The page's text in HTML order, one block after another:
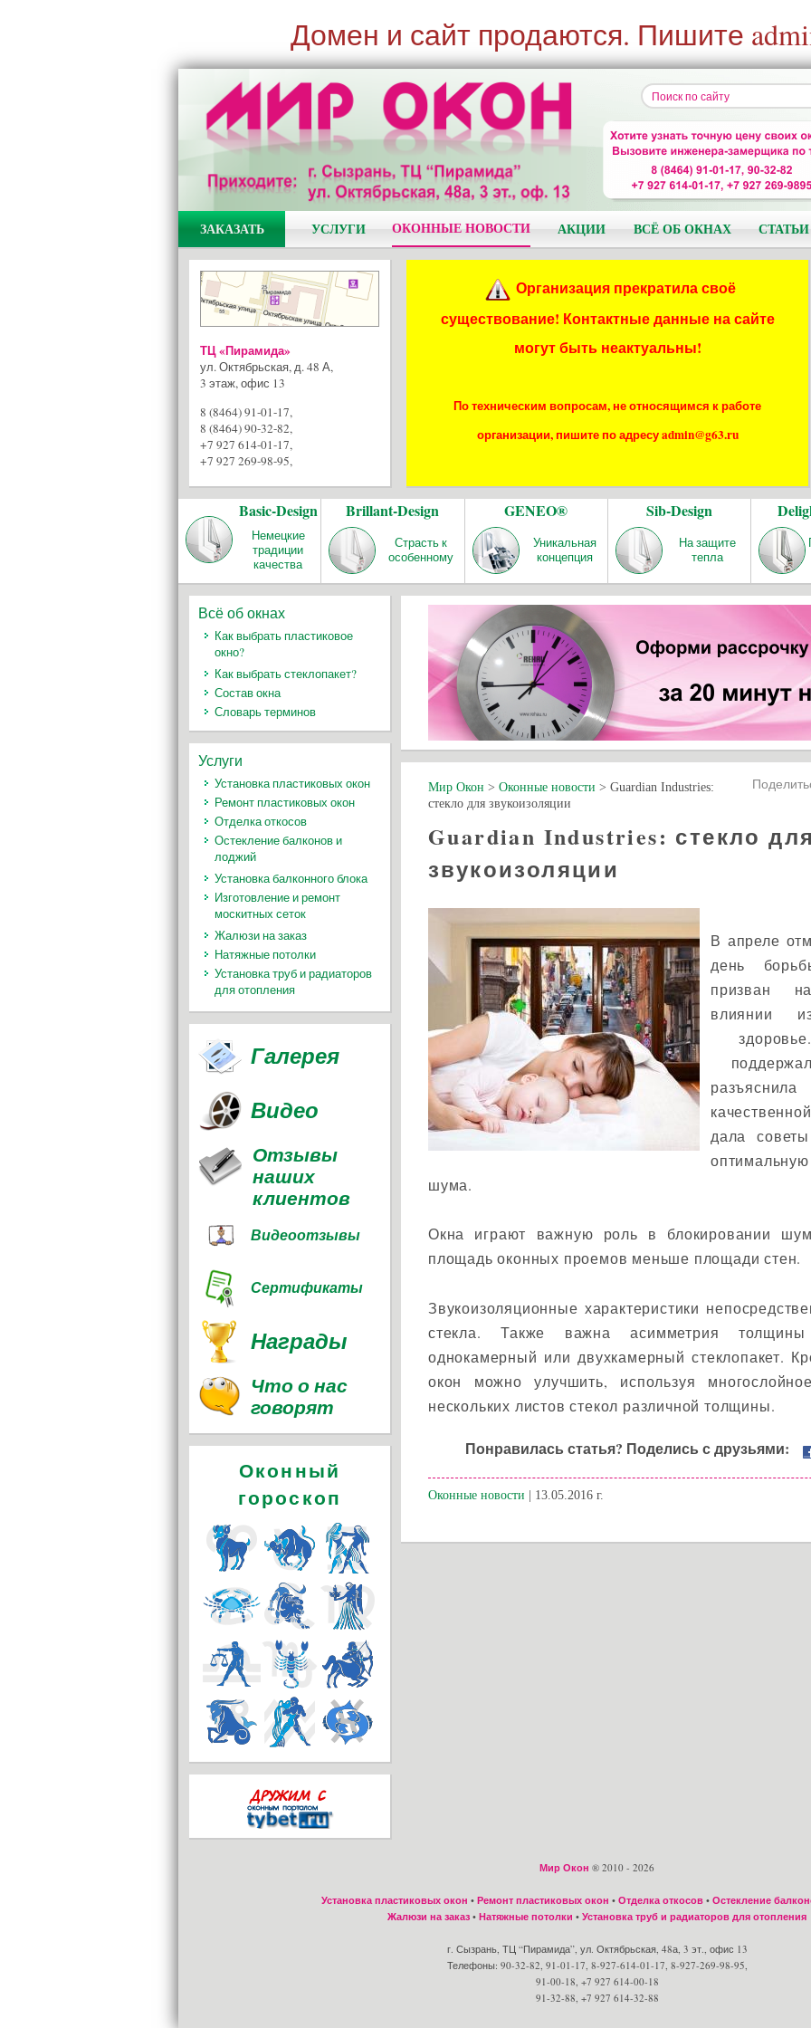
Домен и сайт продаются. Пишите
ЗАКАЗАТЬ УСЛУГИ ОКОННЫЕ НОВОСТИ АКЦИИ ВСЁ ОБ ОКНАХ СТАТЬИ
ТЦ «Пирамида»
ул. Октябрьская, д. 48 А,
3 этаж, офис 13
8 (8464) 91-01-17,
8 (8464) 90-32-82,
+7 927 614-01-17,
+7 927 269-98-95,
Организация прекратила своё
существование! Контактные данные на сайте
могут быть неактуальны!
По техническим вопросам, не относящимся к работе
организации, пишите по адресу admin@g63.ru
Basic-Design
Немецкие
традиции
качества
Brillant-Design
Страсть к
особенному
GENEO®
Уникальная
концепция
Sib-Design
На защите
тепла
Мир Окон > Оконные новости > Guardian Industries:
стекло для звукоизоляции
Guardian Industries: стекло для
звукоизоляции
В апреле
день
призван
влиянии
дала
шума.
Окна играют важную роль в блокировании
площадь оконных проемов меньше площади стен.
Звукоизоляционные характеристики
стекла. Также важна асимметрия
однокамерный или двухкамерный стеклопакет.
окон можно улучшить, используя
нескольких листов стекол различной толщины.
Понравилась статья? Поделись с друзьями:
Оконные новости | 13.05.2016 г.
Всё об окнах
Как выбрать пластиковое
окно?
Как выбрать стеклопакет?
Состав окна
Словарь терминов
Услуги
Установка пластиковых окон
Ремонт пластиковых окон
Отделка откосов
Остекление балконов и
лоджий
Установка балконного блока
Изготовление и ремонт
москитных сеток
Жалюзи на заказ
Натяжные потолки
Установка труб и радиаторов
для отопления
Галерея
Видео
Отзывы
наших
клиентов
Видеоотзывы
Сертификаты
Награды
Что о нас
говорят
Оконный
гороскоп
Мир Окон ® 2010 - 2026
Установка пластиковых окон • Ремонт пластиковых окон • Отделка откосов• Остекление
Жалюзи на заказ • Натяжные потолки • Установка труб и радиаторов для отопления
г. Сызрань, ТЦ “Пирамида”, ул. Октябрьская, 48а, 3 эт., офис 13
Телефоны: 90-32-82, 91-01-17, 8-927-614-01-17, 8-927-269-98-95,
91-00-18, +7 927 614-00-18
91-32-88, +7 927 614-32-88